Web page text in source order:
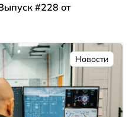
#228 от
Новости